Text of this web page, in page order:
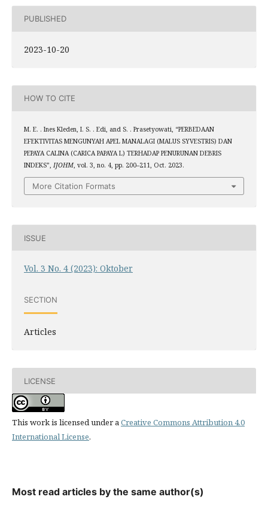
PUBLISHED
2023-10-20
HOW TO CITE
M. E. . Ines Kleden, I. S. . Edi, and S. . Prasetyowati, “PERBEDAAN
EFEKTIVITAS MENGUNYAH APEL MANALAGI (MALUS SYVESTRIS) DAN
PEPAYA CALINA (CARICA PAPAYA L) TERHADAP PENURUNAN DEBRIS
INDEKS”, IJOHM, vol. 3, no. 4, pp. 200–211, Oct. 2023.
More Citation Formats
ISSUE
Vol. 3 No. 4 (2023): Oktober
SECTION
Articles
LICENSE
This work is licensed under aCreative Commons Attribution 4.0
International License.
Most read articles by the same author(s)